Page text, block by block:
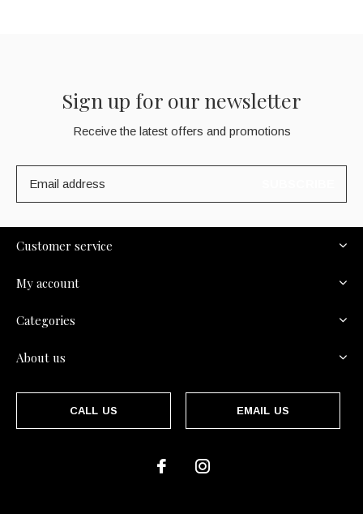
Sign up for our newsletter
Receive the latest offers and promotions
Customer service
My account
Categories
About us
CALL US EMAIL US